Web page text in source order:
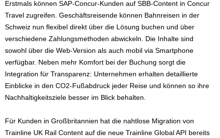
Erstmals können SAP-Concur-Kunden auf SBB-Content in Concur
Travel zugreifen. Geschäftsreisende können Bahnreisen in der
Schweiz nun flexibel direkt über die Lösung buchen und über
verschiedene Zahlungsmethoden abwickeln. Die Inhalte sind
sowohl über die Web-Version als auch mobil via Smartphone
verfügbar. Neben mehr Komfort bei der Buchung sorgt die
Integration für Transparenz: Unternehmen erhalten detaillierte
Einblicke in den CO2-Fußabdruck jeder Reise und können so ihre
Nachhaltigkeitsziele besser im Blick behalten.
Für Kunden in Großbritannien hat die nahtlose Migration von
Trainline UK Rail Content auf die neue Trainline Global API bereits